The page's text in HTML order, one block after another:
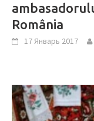
România
17 Январь 2017